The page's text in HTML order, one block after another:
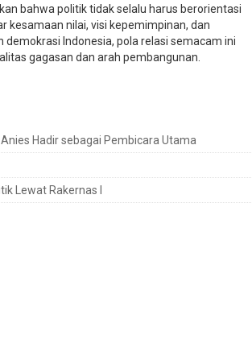
bahwa politik tidak selalu harus berorientasi
kesamaan nilai, visi kepemimpinan, dan
Indonesia, pola relasi semacam ini
gagasan dan arah pembangunan.
Hadir sebagai Pembicara Utama
Lewat Rakernas I